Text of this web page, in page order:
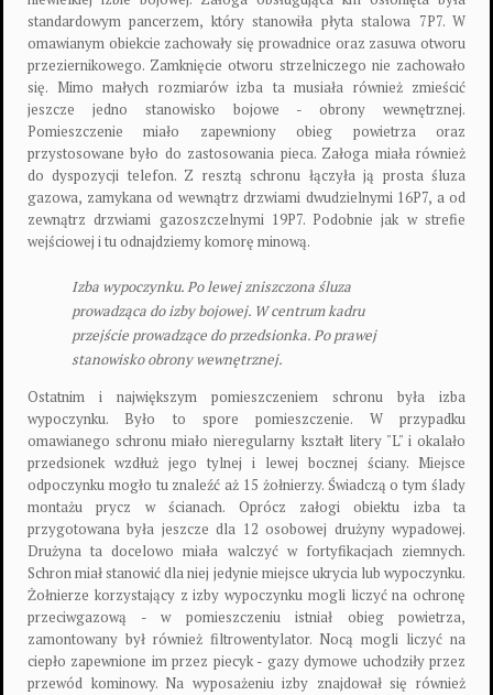
standardowym pancerzem, który stanowiła płyta stalowa 7P7. W
omawianym obiekcie zachowały się prowadnice oraz zasuwa otworu
przeziernikowego. Zamknięcie otworu strzelniczego nie zachowało
się. Mimo małych rozmiarów izba ta musiała również zmieścić
jeszcze jedno stanowisko bojowe - obrony wewnętrznej.
Pomieszczenie miało zapewniony obieg powietrza oraz
przystosowane było do zastosowania pieca. Załoga miała również
do dyspozycji telefon. Z resztą schronu łączyła ją prosta śluza
gazowa, zamykana od wewnątrz drzwiami dwudzielnymi 16P7, a od
zewnątrz drzwiami gazoszczelnymi 19P7. Podobnie jak w strefie
wejściowej i tu odnajdziemy komorę minową.
Izba wypoczynku. Po lewej zniszczona śluza
prowadząca do izby bojowej. W centrum kadru
przejście prowadzące do przedsionka. Po prawej
stanowisko obrony wewnętrznej.
Ostatnim i największym pomieszczeniem schronu była izba
wypoczynku. Było to spore pomieszczenie. W przypadku
omawianego schronu miało nieregularny kształt litery "L" i okalało
przedsionek wzdłuż jego tylnej i lewej bocznej ściany. Miejsce
odpoczynku mogło tu znaleźć aż 15 żołnierzy. Świadczą o tym ślady
montażu prycz w ścianach. Oprócz załogi obiektu izba ta
przygotowana była jeszcze dla 12 osobowej drużyny wypadowej.
Drużyna ta docelowo miała walczyć w fortyfikacjach ziemnych.
Schron miał stanowić dla niej jedynie miejsce ukrycia lub wypoczynku.
Żołnierze korzystający z izby wypoczynku mogli liczyć na ochronę
przeciwgazową - w pomieszczeniu istniał obieg powietrza,
zamontowany był również filtrowentylator. Nocą mogli liczyć na
ciepło zapewnione im przez piecyk - gazy dymowe uchodziły przez
przewód kominowy. Na wyposażeniu izby znajdował się również